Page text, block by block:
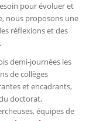
pour évoluer et
nous proposons une
réflexions et des
demi-journées les
de collèges
et encadrants,
doctorat,
équipes de